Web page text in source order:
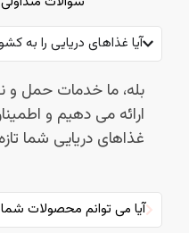
آیا غذاهای دریایی را به
بله، ما خدمات حمل و
ارائه می دهیم و
غذاهای دریایی شما
آیا می توانم محصولات شما